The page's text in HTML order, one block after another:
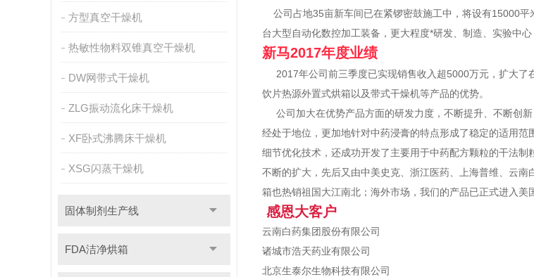
方型真空干燥机
热敏性物料双锥真空干燥机
DW网带式干燥机
ZLG振动流化床干燥机
XF卧式沸腾床干燥机
XSG闪蒸干燥机
固体制剂生产线
FDA洁净烘箱
公司占地35亩新车间已在紧锣密鼓施工中，将设有15000平
台大型自动化数控加工装备，更大程度*研发、制造、实验中
新马2017年度业绩
2017年公司前三季度已实现销售收入超5000万元，扩大了
饮片热源外置式烘箱以及带式干燥机等产品的优势。
公司加大在优势产品方面的研发力度，不断提升、不断创
经处于地位，更加地针对中药浸膏的特点形成了稳定的适用
细节优化技术，还成功开发了主要用于中药配方颗粒的干法
不断的扩大，先后又由中美史克、浙江医药、上海普维、云
箱也热销祖国大江南北；海外市场，我们的产品已正式进入美
感恩大客户
云南白药集团股份有限公司
诸城市浩天药业有限公司
北京生泰尔生物科技有限公司